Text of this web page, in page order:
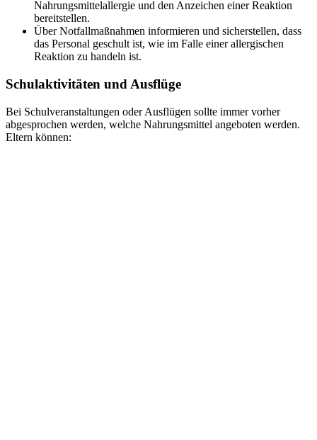
Nahrungsmittelallergie und den Anzeichen einer Reaktion
bereitstellen.
Über Notfallmaßnahmen informieren und sicherstellen, dass
das Personal geschult ist, wie im Falle einer allergischen
Reaktion zu handeln ist.
Schulaktivitäten und Ausflüge
Bei Schulveranstaltungen oder Ausflügen sollte immer vorher
abgesprochen werden, welche Nahrungsmittel angeboten werden.
Eltern können: